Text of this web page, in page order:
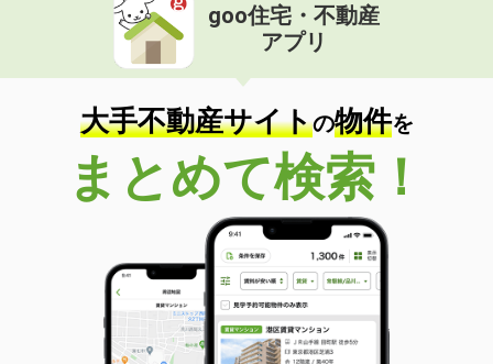
価 格
住 所
高知県高知市一宮
専有面積 60m²
間取り
2LDK
高知県南国市篠原
価 格
4.40万円
高知県南国市篠原
23.18m²
間取り
1K
高知県高知市高須２
goo住宅・不動産
アプリ
大手不動産サイトの物件を
まとめて検索！